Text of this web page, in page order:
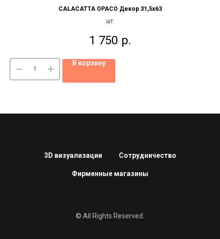
CALACATTA OPACO Декор 31,5x63
шт.
1 750 р.
В корзину
3D визуализации Сотрудничество
Фирменные магазины
© All Rights Reserved.